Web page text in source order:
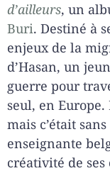
d’ailleurs, un
Buri. Destiné à
enjeux de la
d’Hasan, un
guerre pour
seul, en Europe.
mais c’était
enseignante
créativité de ses